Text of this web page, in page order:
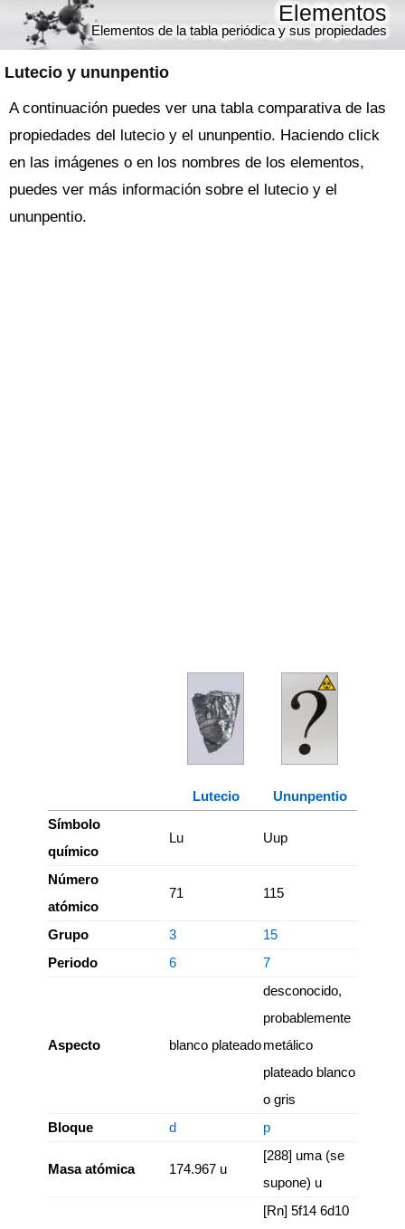
Lutecio y ununpentio
Elementos
Elementos de la tabla periódica y sus propiedades
A continuación puedes ver una tabla comparativa de las
propiedades del lutecio y el ununpentio. Haciendo click
en las imágenes o en los nombres de los elementos,
puedes ver más información sobre el lutecio y el
ununpentio.
Lutecio
Ununpentio
Símbolo
químico
Lu Uup
Número
atómico
71 115
Grupo 3
15
Periodo
6 7
Aspecto blanco plateado
desconocido,
probablemente
metálico
plateado blanco
o gris
Bloque
d p
Masa atómica 174.967 u
[288] uma (se
supone) u
[Rn] 5f14 6d10